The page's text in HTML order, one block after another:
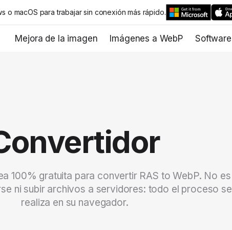
o macOS para trabajar sin conexión más rápido.
Mejora de la imagen Imágenes a WebP Software
100% gratuita para convertir RAS to WebP. No es
ni subir archivos a servidores: todo el proceso se
realiza en su navegador.